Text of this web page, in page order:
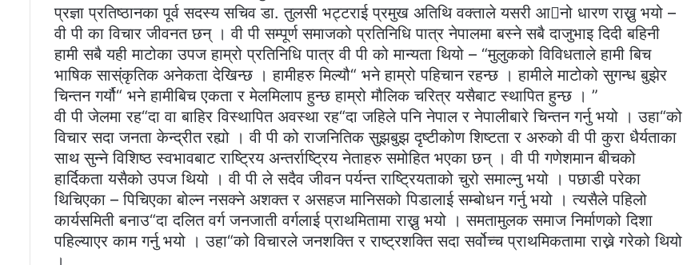
प्रज्ञा प्रतिष्ठानका पूर्व सदस्य सचिव डा. तुलसी भट्टराई प्रमुख अतिथि वक्ताले यसरी आनो धारण राख्नु भयो –
वी पी का विचार जीवनत छन् । वी पी सम्पूर्ण समाजको प्रतिनिधि पात्र नेपालमा बस्ने सबै दाजुभाइ दिदी बहिनी
हामी सबै यही माटोका उपज हाम्रो प्रतिनिधि पात्र वी पी को मान्यता थियो – “मुलुकको विविधताले हामी बिच
भाषिक सास्ंकृतिक अनेकता देखिन्छ । हामीहरु मिल्यौ“ भने हाम्रो पहिचान रहन्छ । हामीले माटोको सुगन्ध बुझेर
चिन्तन गर्यौ“ भने हामीबिच एकता र मेलमिलाप हुन्छ हाम्रो मौलिक चरित्र यसैबाट स्थापित हुन्छ । ”
वी पी जेलमा रह“दा वा बाहिर विस्थापित अवस्था रह“दा जहिले पनि नेपाल र नेपालीबारे चिन्तन गर्नु भयो । उहा“को
विचार सदा जनता केन्द्रीत रह्यो । वी पी को राजनितिक सुझबुझ दृष्टीकोण शिष्टता र अरुको वी पी कुरा धैर्यताका
साथ सुन्ने विशिष्ठ स्वभावबाट राष्ट्रिय अन्तर्राष्ट्रिय नेताहरु समोहित भएका छन् । वी पी गणेशमान बीचको
हार्दिकता यसैको उपज थियो । वी पी ले सदैव जीवन पर्यन्त राष्ट्रियताको चुरो समाल्नु भयो । पछाडी परेका
थिचिएका – पिचिएका बोल्न नसक्ने अशक्त र असहज मानिसको पिडालाई सम्बोधन गर्नु भयो । त्यसैले पहिलो
कार्यसमिती बनाउ“दा दलित वर्ग जनजाती वर्गलाई प्राथमितामा राख्नु भयो । समतामुलक समाज निर्माणको दिशा
पहिल्याएर काम गर्नु भयो । उहा“को विचारले जनशक्ति र राष्ट्रशक्ति सदा सर्वोच्च प्राथमिकतामा राख्ने गरेको थियो